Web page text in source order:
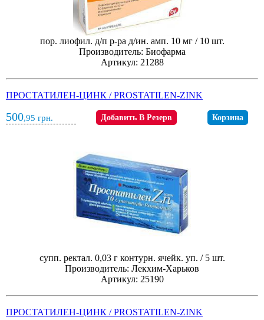
пор. лиофил. д/п р-ра д/ин. амп. 10 мг / 10 шт.
Производитель: Биофарма
Артикул: 21288
ПРОСТАТИЛЕН-ЦИНК / PROSTATILEN-ZINK
500,95 грн. Добавить В Резерв Корзина
супп. ректал. 0,03 г контурн. ячейк. уп. / 5 шт.
Производитель: Лекхим-Харьков
Артикул: 25190
ПРОСТАТИЛЕН-ЦИНК / PROSTATILEN-ZINK